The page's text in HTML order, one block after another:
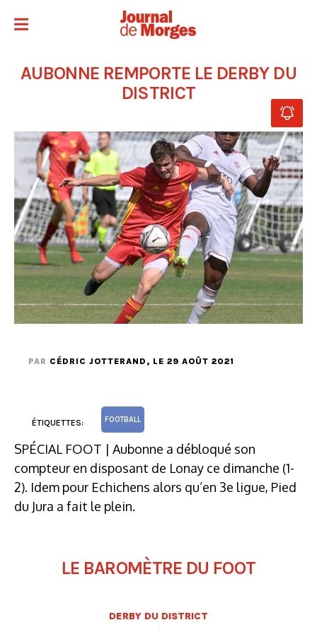
AUBONNE REMPORTE LE DERBY DU
DISTRICT
PAR CÉDRIC JOTTERAND , LE 29 AOÛT 2021
ÉTIQUETTES: FOOTBALL
SPÉCIAL FOOT | Aubonne a débloqué son
compteur en disposant de Lonay ce dimanche (1-
2). Idem pour Echichens alors qu’en 3e ligue, Pied
du Jura a fait le plein.
LE BAROMÈTRE DU FOOT
DERBY DU DISTRICT